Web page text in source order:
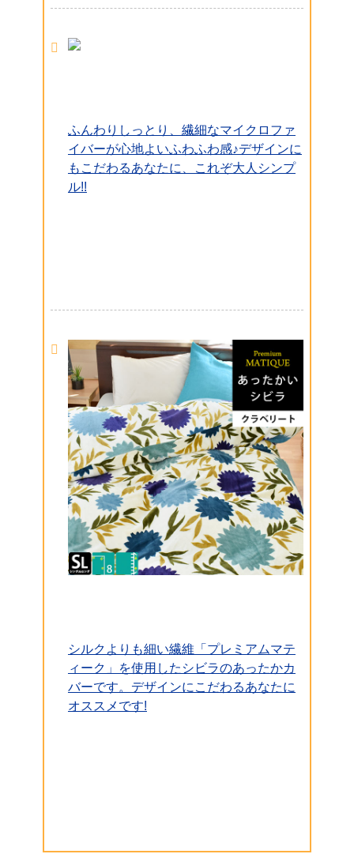
ふんわりしっとり、繊細なマイクロファ
イバーが心地よいふわふわ感♪デザインに
もこだわるあなたに、これぞ大人シンプ
ル!!
シルクよりも細い繊維「プレミアムマテ
ィーク」を使用したシビラのあったかカ
バーです。デザインにこだわるあなたに
オススメです!